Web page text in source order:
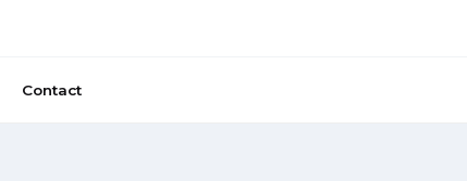
Contact